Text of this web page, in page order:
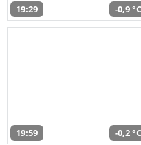
19:29 -0,9 °C
19:59 -0,2 °C